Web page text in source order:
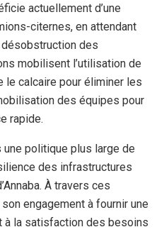
actuellement d’une
citernes, en attendant
désobstruction des
mobilisent l’utilisation de
calcaire pour éliminer les
des équipes pour
rapide.
politique plus large de
des infrastructures
À travers ces
engagement à fournir une
à la satisfaction des besoins